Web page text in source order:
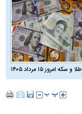
امروز ۱۵ مرداد ۱۴۰۵